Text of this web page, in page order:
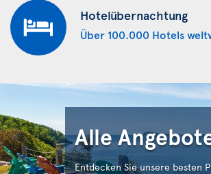
Hotelübernachtung
Über 100.000 Hotels
Alle
Entdecken Sie unsere besten